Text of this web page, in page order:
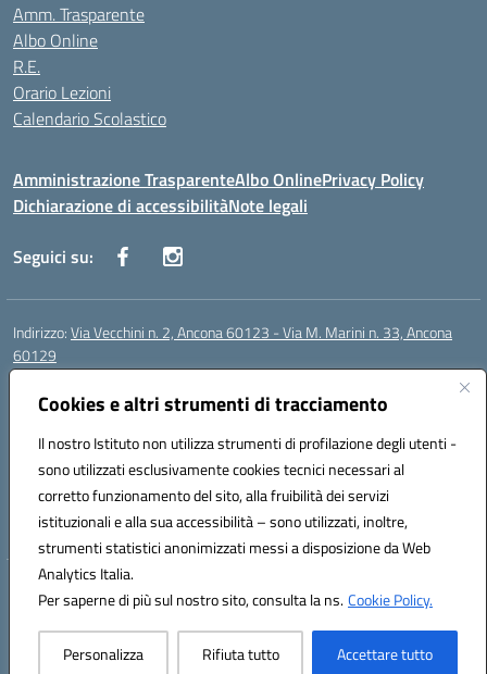
Cookies e altri strumenti di tracciamento
Il nostro Istituto non utilizza strumenti di profilazione degli utenti -
sono utilizzati esclusivamente cookies tecnici necessari al
corretto funzionamento del sito, alla fruibilità dei servizi
istituzionali e alla sua accessibilità – sono utilizzati, inoltre,
strumenti statistici anonimizzati messi a disposizione da Web
Analytics Italia.
Per saperne di più sul nostro sito, consulta la ns.Cookie Policy.
Personalizza Rifiuta tutto Accettare tutto
Amm. Trasparente
Albo Online
R.E.
Orario Lezioni
Calendario Scolastico
Amministrazione TrasparenteAlbo OnlinePrivacy Policy
Dichiarazione di accessibilitàNote legali
Seguici su:
Indirizzo:Via Vecchini n. 2, Ancona 60123 - Via M. Marini n. 33, Ancona
60129
Centralino:
Posta elettronica certificata (PEC):anis01200g@pec.istruzione.it
Codice fiscale: 93122280428
Codice meccanografico:ANIS01200G
Codice Indice delle Pubbliche Amministrazioni (IPA): istsc_ANIS01200G
Codice unico di fatturazione (CUF): UF434M
Hosting & Powered by 3D Solution S.r.l.
Concept & Design by Designers Italia